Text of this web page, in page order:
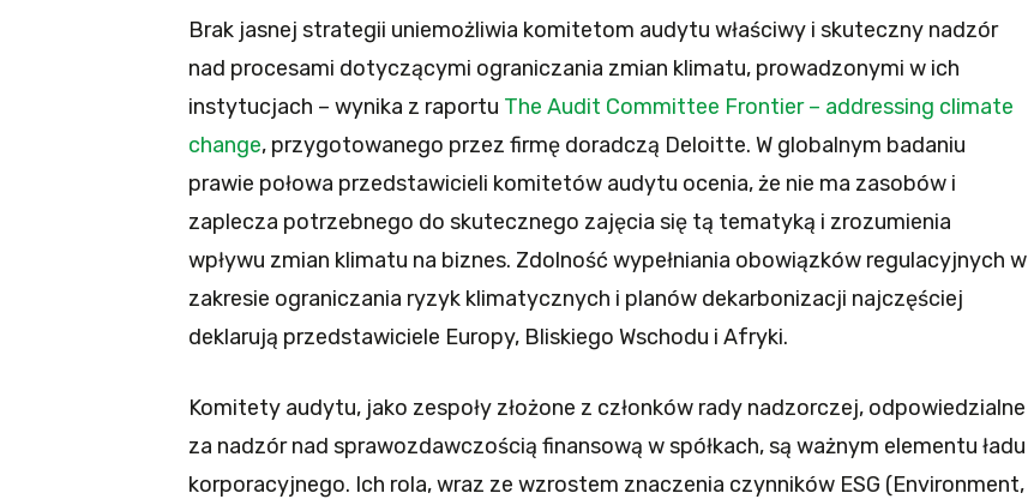
Brak jasnej strategii uniemożliwia komitetom audytu właściwy i skuteczny nadzór
nad procesami dotyczącymi ograniczania zmian klimatu, prowadzonymi w ich
instytucjach – wynika z raportu The Audit Committee Frontier – addressing climate
change, przygotowanego przez firmę doradczą Deloitte. W globalnym badaniu
prawie połowa przedstawicieli komitetów audytu ocenia, że nie ma zasobów i
zaplecza potrzebnego do skutecznego zajęcia się tą tematyką i zrozumienia
wpływu zmian klimatu na biznes. Zdolność wypełniania obowiązków regulacyjnych w
zakresie ograniczania ryzyk klimatycznych i planów dekarbonizacji najczęściej
deklarują przedstawiciele Europy, Bliskiego Wschodu i Afryki.
Komitety audytu, jako zespoły złożone z członków rady nadzorczej, odpowiedzialne
za nadzór nad sprawozdawczością finansową w spółkach, są ważnym elementu ładu
korporacyjnego. Ich rola, wraz ze wzrostem znaczenia czynników ESG (Environment,